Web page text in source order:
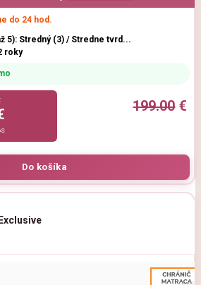
do 24 hod.
5): Stredný (3) / Stredne tvrd...
roky
199.00€